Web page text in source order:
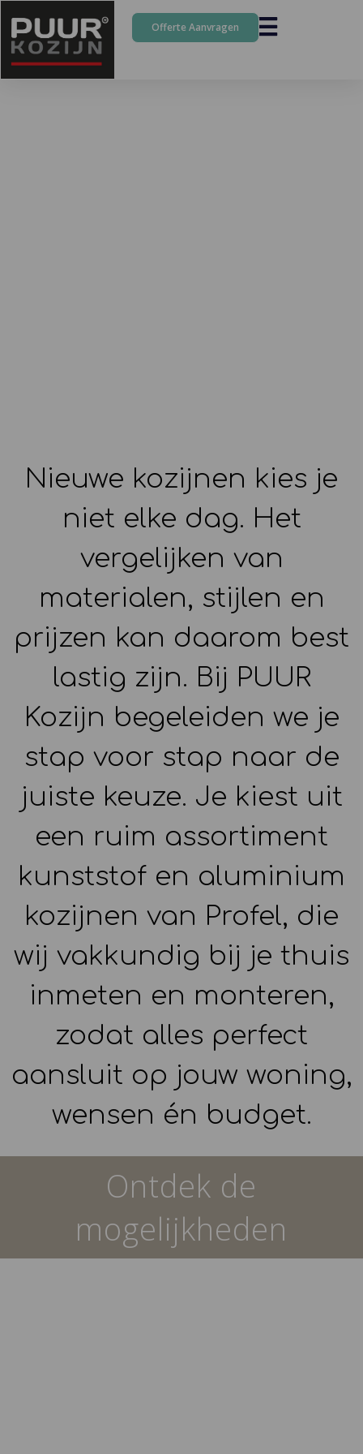
Offerte Aanvragen
Nieuwe kozijnen kies je
niet elke dag. Het
vergelijken van
materialen, stijlen en
prijzen kan daarom best
lastig zijn. Bij PUUR
Kozijn begeleiden we je
stap voor stap naar de
juiste keuze. Je kiest uit
een ruim assortiment
kunststof en aluminium
kozijnen van Profel, die
wij vakkundig bij je thuis
inmeten en monteren,
zodat alles perfect
aansluit op jouw woning,
wensen én budget.
Ontdek de
mogelijkheden